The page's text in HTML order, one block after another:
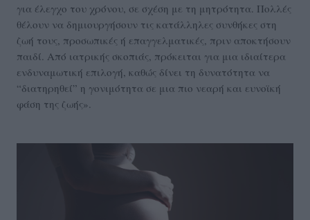
για έλεγχο του χρόνου, σε σχέση με τη μητρότητα. Πολλές
θέλουν να δημιουργήσουν τις κατάλληλες συνθήκες στη
ζωή τους, προσωπικές ή επαγγελματικές, πριν αποκτήσουν
παιδί. Από ιατρικής σκοπιάς, πρόκειται για μια ιδιαίτερα
ενδυναμωτική επιλογή, καθώς δίνει τη δυνατότητα να
“διατηρηθεί” η γονιμότητα σε μια πιο νεαρή και ευνοϊκή
φάση της ζωής».